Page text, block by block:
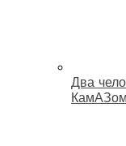
Два